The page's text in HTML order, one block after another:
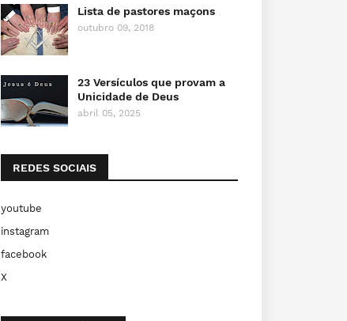
Lista de pastores maçons
outubro 09, 2018
23 Versículos que provam a
Unicidade de Deus
abril 05, 2025
REDES SOCIAIS
youtube
instagram
facebook
X